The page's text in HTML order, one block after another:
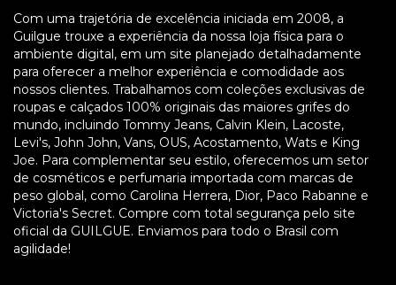
Com uma trajetória de excelência iniciada em 2008, a
Guilgue trouxe a experiência da nossa loja física para o
ambiente digital, em um site planejado detalhadamente
para oferecer a melhor experiência e comodidade aos
nossos clientes. Trabalhamos com coleções exclusivas de
roupas e calçados 100% originais das maiores grifes do
mundo, incluindo Tommy Jeans, Calvin Klein, Lacoste,
Levi's, John John, Vans, OUS, Acostamento, Wats e King
Joe. Para complementar seu estilo, oferecemos um setor
de cosméticos e perfumaria importada com marcas de
peso global, como Carolina Herrera, Dior, Paco Rabanne e
Victoria's Secret. Compre com total segurança pelo site
oficial da GUILGUE. Enviamos para todo o Brasil com
agilidade!